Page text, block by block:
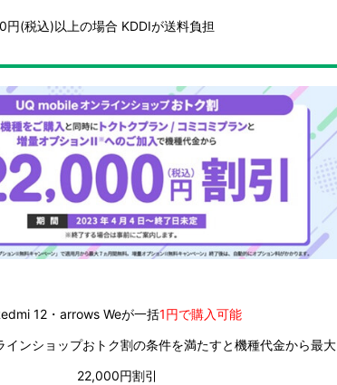
(税込)以上の場合 KDDIが送料負担
12・arrows Weが一括1円で購入可能
インショップおトク割の条件を満たすと機種代金から最大
22,000円割引